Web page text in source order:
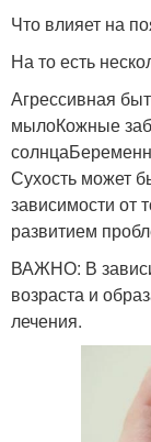
Что влияет на
На то есть
Агрессивная
мылоКожные
Сухость может
зависимости от
развитием
ВАЖНО: В
возраста и
лечения.